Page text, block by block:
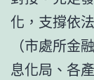
化，支撐依
（市處所金
息化局、各